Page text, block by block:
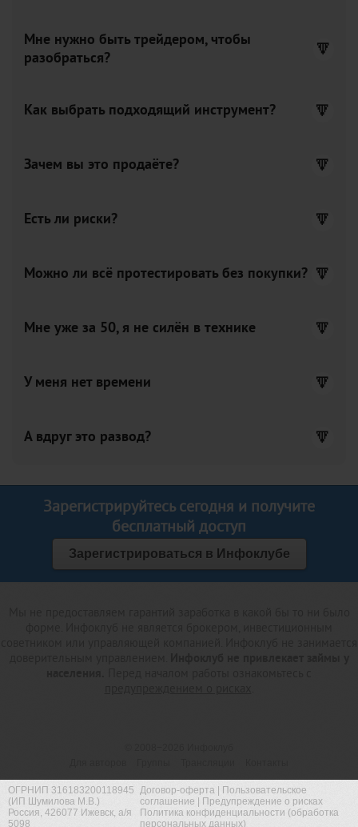
Мне нужно быть трейдером, чтобы
разобраться?
Как выбрать подходящий инструмент?
Зачем вы это продаёте?
Есть ли риски?
Можно ли всё протестировать без покупки?
Мне уже за 50, я не силён в технике
У меня нет времени
А вдруг это развод?
Зарегистрируйтесь сегодня и получите
бесплатный доступ
Зарегистрироваться в Инфоклубе
ОГРНИП 316183200118945
(ИП Шумилова М.В.)
Россия, 426077 Ижевск, а/я
5098
Договор-оферта | Пользовательское
соглашение | Предупреждение о рисках
Политика конфиденциальности (обработка
персональных данных)